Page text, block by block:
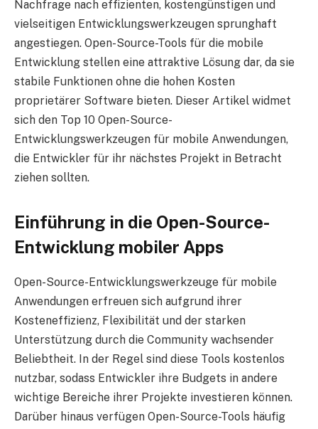
Nachfrage nach effizienten, kostengünstigen und
vielseitigen Entwicklungswerkzeugen sprunghaft
angestiegen. Open-Source-Tools für die mobile
Entwicklung stellen eine attraktive Lösung dar, da sie
stabile Funktionen ohne die hohen Kosten
proprietärer Software bieten. Dieser Artikel widmet
sich den Top 10 Open-Source-
Entwicklungswerkzeugen für mobile Anwendungen,
die Entwickler für ihr nächstes Projekt in Betracht
ziehen sollten.
Einführung in die Open-Source-
Entwicklung mobiler Apps
Open-Source-Entwicklungswerkzeuge für mobile
Anwendungen erfreuen sich aufgrund ihrer
Kosteneffizienz, Flexibilität und der starken
Unterstützung durch die Community wachsender
Beliebtheit. In der Regel sind diese Tools kostenlos
nutzbar, sodass Entwickler ihre Budgets in andere
wichtige Bereiche ihrer Projekte investieren können.
Darüber hinaus verfügen Open-Source-Tools häufig